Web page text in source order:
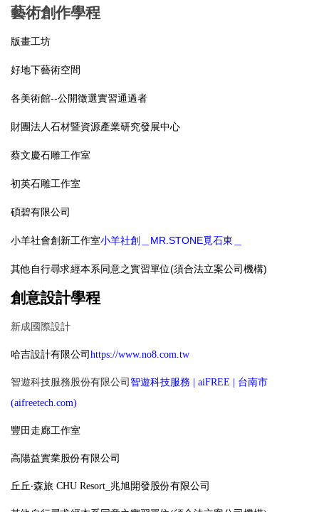
藝術創作學程
版畫工坊
好地下藝術空間
各美術館--公開徵選實習通過者
財團法人石材暨資源產業研究發展中心
蔡文慶石雕工作室
初英石雕工作室
碩碧有限公司
小羊社會創新工作室小羊社創＿ MR.STONE覓石東＿
其他自行尋求經本系同意之實習單位(須合法立案公司機構)
創意設計學程
新成國際設計
哈吉設計有限公司 https://www.no8.com.tw
智遊科技服務股份有限公司 智遊科技服務 aiFREE
台南市
(aifreetech.com)
豐田走廊工作室
高陽益實業股份有限公司
丘丘‧森旅 CHU Resort_兆旭開發股份有限公司